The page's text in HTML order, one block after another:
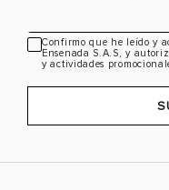
Confirmo que he leído y
Ensenada S.A.S, y
y actividades